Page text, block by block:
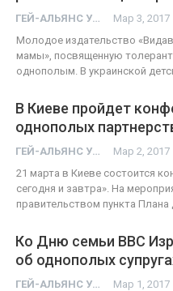
ГЕЙ-АЛЬЯНС УКРАИНА Мар 3, 2017
Молодое издательство
мамы», посвященную
однополым. В украинской
В Киеве пройдет
однополых
ГЕЙ-АЛЬЯНС УКРАИНА Мар 2, 2017
21 марта в Киеве состоится
сегодня и завтра». На
правительством пункта Плана
Ко Дню семьи ВВС
об однополых
ГЕЙ-АЛЬЯНС УКРАИНА Мар 1, 2017